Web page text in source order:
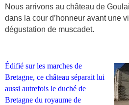
Nous arrivons au château de
dans la cour d’honneur avant une
dégustation de muscadet.
Édifié sur les marches de
Bretagne, ce château séparait lui
aussi autrefois le duché de
Bretagne du royaume de